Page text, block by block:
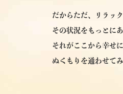
だからただ、リラッ
その状況をもっとに
それがここから幸せ
ぬくもりを通わせてみ